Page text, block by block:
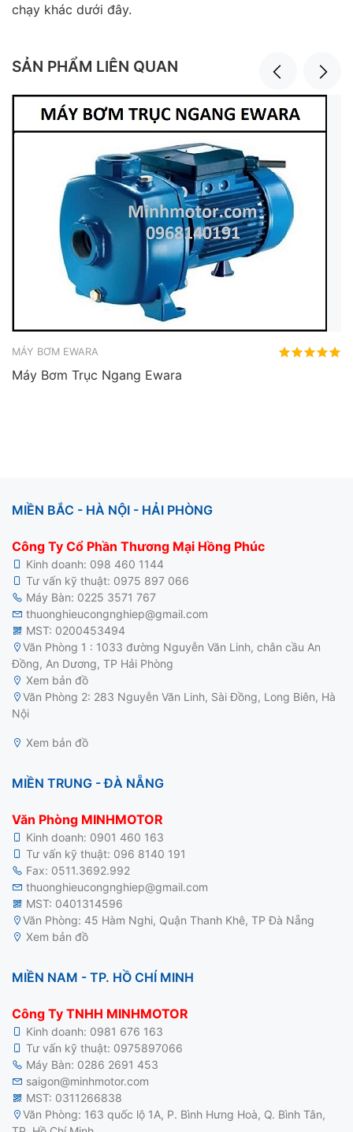
chạy khác dưới đây.
SẢN PHẨM LIÊN QUAN
MÁY BƠM EWARA
Máy Bơm Trục Ngang Ewara
MIỀN BẮC - HÀ NỘI - HẢI PHÒNG
Công Ty Cổ Phần Thương Mại Hồng Phúc
Kinh doanh: 098 460 1144
Tư vấn kỹ thuật: 0975 897 066
Máy Bàn: 0225 3571 767
thuonghieucongnghiep@gmail.com
MST: 0200453494
Văn Phòng 1 : 1033 đường Nguyễn Văn Linh, chân cầu An
Đồng, An Dương, TP Hải Phòng
Xem bản đồ
Văn Phòng 2: 283 Nguyễn Văn Linh, Sài Đồng, Long Biên, Hà
Nội
Xem bản đồ
MIỀN TRUNG - ĐÀ NẴNG
Văn Phòng MINHMOTOR
Kinh doanh: 0901 460 163
Tư vấn kỹ thuật: 096 8140 191
Fax: 0511.3692.992
thuonghieucongnghiep@gmail.com
MST: 0401314596
Văn Phòng: 45 Hàm Nghi, Quận Thanh Khê, TP Đà Nẵng
Xem bản đồ
MIỀN NAM - TP. HỒ CHÍ MINH
Công Ty TNHH MINHMOTOR
Kinh doanh: 0981 676 163
Tư vấn kỹ thuật: 0975897066
Máy Bàn: 0286 2691 453
saigon@minhmotor.com
MST: 0311266838
Văn Phòng: 163 quốc lộ 1A, P. Bình Hưng Hoà, Q. Bình Tân,